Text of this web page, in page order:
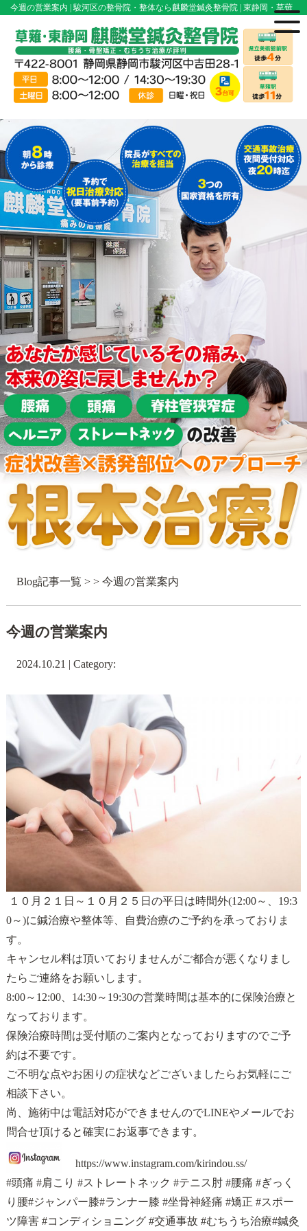
今週の営業案内 | 駿河区の整骨院・整体なら麒麟堂鍼灸整骨院 | 東静岡・草薙
Blog記事一覧 > > 今週の営業案内
今週の営業案内
2024.10.21 | Category:
１０月２１日～１０月２５日の平日は時間外(12:00～、19:3
0～)に鍼治療や整体等、自費治療のご予約を承っておりま
す。
キャンセル料は頂いておりませんがご都合が悪くなりまし
たらご連絡をお願いします。
8:00～12:00、14:30～19:30の営業時間は基本的に保険治療と
なっております。
保険治療時間は受付順のご案内となっておりますのでご予
約は不要です。
ご不明な点やお困りの症状などございましたらお気軽にご
相談下さい。
尚、施術中は電話対応ができませんのでLINEやメールでお
問合せ頂けると確実にお返事できます。
https://www.instagram.com/kirindou.ss/
#頭痛 #肩こり #ストレートネック #テニス肘 #腰痛 #ぎっく
り腰#ジャンパー膝#ランナー膝 #坐骨神経痛 #矯正 #スポー
ツ障害 #コンディショニング #交通事故 #むちうち治療#鍼灸